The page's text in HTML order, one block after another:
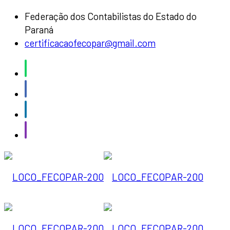
Federação dos Contabilistas do Estado do
Paraná
certificacaofecopar@gmail.com